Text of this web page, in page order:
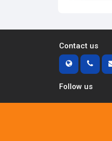
Contact us
Follow us